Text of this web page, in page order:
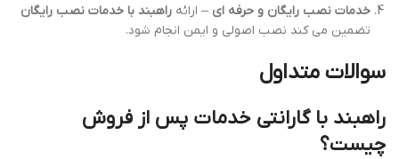
خدمات نصب رایگان و حرفه ای – ارائه راهبند با خدمات نصب رایگان
تضمین می کند نصب اصولی و ایمن انجام شود.
سوالات متداول
راهبند با گارانتی خدمات پس از فروش
چیست؟